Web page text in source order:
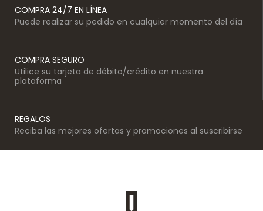
COMPRA 24/7 EN LÍNEA
Puede realizar su pedido en cualquier momento del día
COMPRA SEGURO
Utilice su tarjeta de débito/crédito en nuestra
plataforma
REGALOS
Reciba las mejores ofertas y promociones al suscribirse